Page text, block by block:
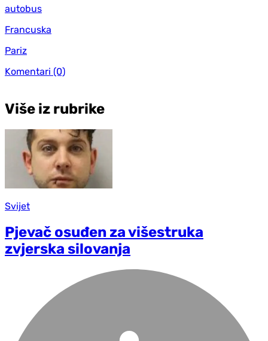
autobus
Francuska
Pariz
Komentari (0)
Više iz rubrike
Svijet
Pjevač osuđen za višestruka
zvjerska silovanja